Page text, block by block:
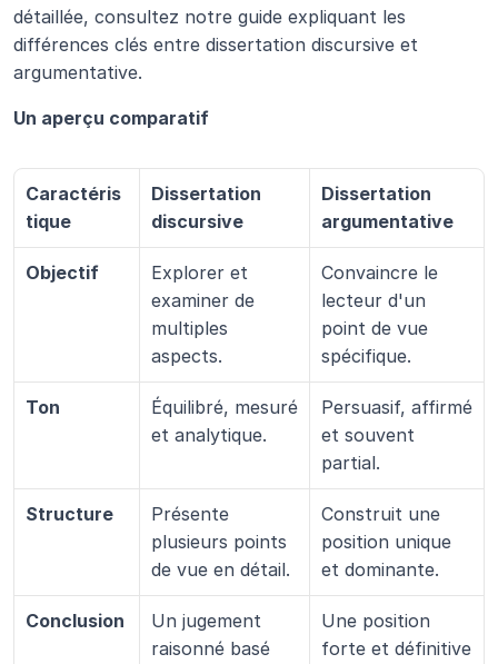
détaillée, consultez notre guide expliquant les
différences clés entre dissertation discursive et
argumentative.
Un aperçu comparatif
Caractéris
tique
Dissertation
discursive
Dissertation
argumentative
Objectif
Explorer et
examiner de
multiples
aspects.
Convaincre le
lecteur d'un
point de vue
spécifique.
Ton
Équilibré, mesuré
et analytique.
Persuasif, affirmé
et souvent
partial.
Structure
Présente
plusieurs points
de vue en détail.
Construit une
position unique
et dominante.
Conclusion
Un jugement
raisonné basé
Une position
forte et définitive